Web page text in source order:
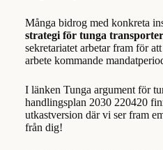
Många bidrog med konkreta
strategi för tunga
sekretariatet arbetar fram för
arbete kommande
I länken Tunga argument för
handlingsplan 2030 220420
utkastversion där vi ser fram
från dig!